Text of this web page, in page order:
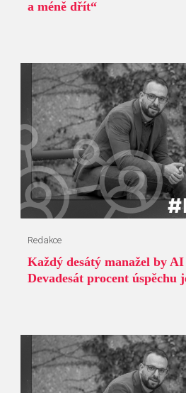
a méně dřít“
Redakce
Každý desátý manažel by
Devadesát procent úspěchu